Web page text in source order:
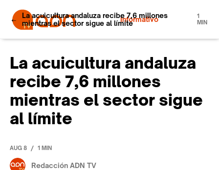
Informativo
La acuicultura andaluza recibe 7,6 millones
mientras el sector sigue al límite
1
MIN
La acuicultura andaluza
recibe 7,6 millones
mientras el sector sigue
al límite
AUG 8 / 1 MIN
Redacción ADN TV